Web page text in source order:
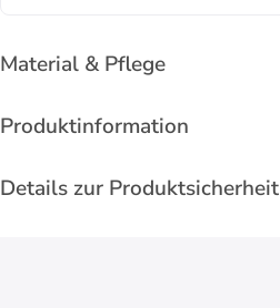
Material & Pflege
Produktinformation
Details zur Produktsicherheit